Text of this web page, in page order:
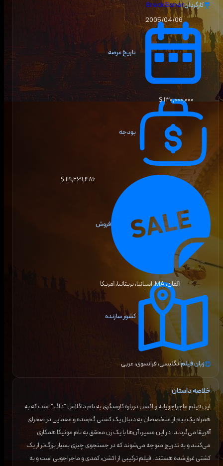
کارگردانBreck Eisner
تاریخ عرضه
2005/04/06
بودجه
۱۳۰٬۰۰۰٬۰۰۰ $
فروش
۱۱۹٬۲۶۹٬۴۸۶ $
کشور سازنده
آلمان، MA، اسپانیا، بریتانیا، آمریکا
زبان فیلمانگلیسی، فرانسوی، عربی
خلاصه داستان
این فیلم ماجراجویانه و اکشن درباره کاوشگری به نام داگلاس "داگ" است که به
همراه یک تیم از متخصصان به دنبال یک کشتی گم‌شده و معمایی در صحرای
آفریقا می‌گردند. در این مسیر، آن‌ها با یک زن محقق به نام مونیکا همکاری
می‌کنند و به تدریج متوجه می‌شوند که در جستجوی چیزی بسیار بزرگ‌تر از یک
کشتی غرق‌شده هستند. فیلم ترکیبی از اکشن، کمدی و ماجراجویی است و به